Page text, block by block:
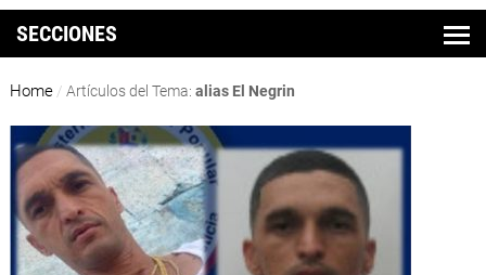
SECCIONES
Home / Artículos del Tema: alias El Negrin